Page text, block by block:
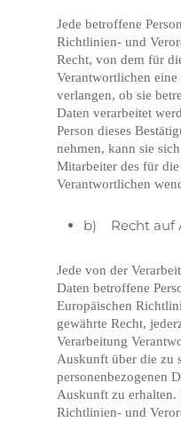
Jede betroffene
Richtlinien- und
Recht, von dem für
Verantwortlichen
verlangen, ob sie
Daten verarbeitet
Person dieses
nehmen, kann sie
Mitarbeiter des für
Verantwortlichen
b) Recht auf
Jede von der
Daten betroffene
Europäischen
gewährte Recht,
Verarbeitung
Auskunft über die zu
personenbezogenen
Auskunft zu erhalten.
Richtlinien- und